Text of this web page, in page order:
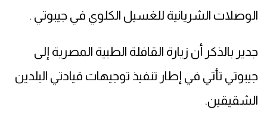
الوصلات الشريانية للغسيل الكلوي في جيبوتي .
جدير بالذكر أن زيارة القافلة الطبية المصرية إلى
جيبوتي تأتي في إطار تنفيذ توجيهات قيادتي البلدين
الشقيقين.